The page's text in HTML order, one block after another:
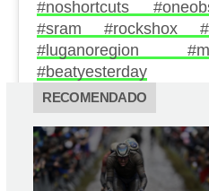
#noshortcuts
#sram #rockshox
#luganoregion
#beatyesterday
RECOMENDADO